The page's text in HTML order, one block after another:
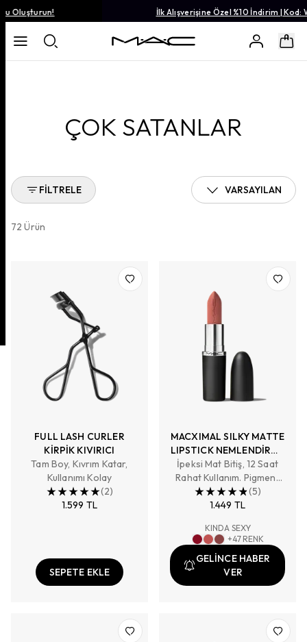
İlk Alışverişine Özel %10 İndirim | Kod: WELCOME10
ÇOK SATANLAR
FILTRELE VARSAYILAN
72 Ürün
FULL LASH CURLER
KİRPİK KIVIRICI
Tam Boy, Kıvrım Katar,
Kullanımı Kolay
(2)
1.599 TL
SEPETE EKLE
MACXIMAL SILKY MATTE
LIPSTICK NEMLENDİRME
ETKİLİ YOĞUN RENK
SAĞLAYAN RUJ
İpeksi Mat Bitiş, 12 Saat
Rahat Kullanım. Pigment
Zengini, Tam Kapatıcılık
Sağlayan Renk
(5)
1.449 TL
KINDA SEXY
+47 RENK
GELİNCE HABER
VER